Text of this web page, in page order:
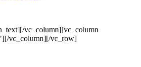
vc_column][vc_column
vc_column][/vc_row]